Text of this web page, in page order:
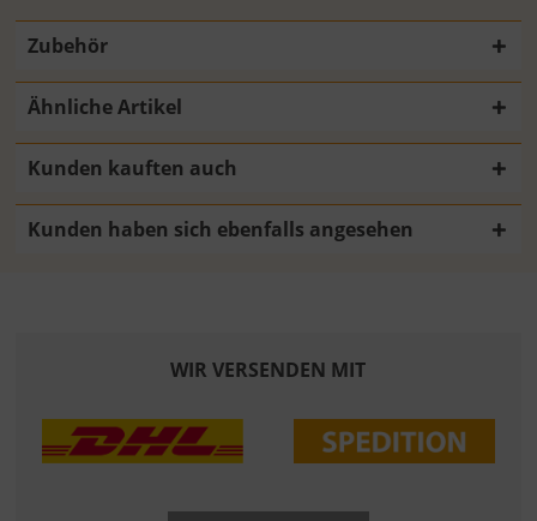
Zubehör
Ähnliche Artikel
Kunden kauften auch
Kunden haben sich ebenfalls angesehen
WIR VERSENDEN MIT